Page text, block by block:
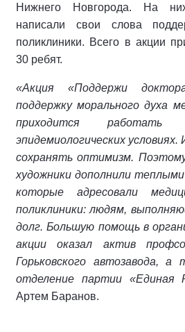
Нижнего Новгорода. На
написали свои слова
поликлиники. Всего в акции
30 ребят.
«Акция «Поддержи
поддержку морального духа
приходится работать
эпидемиологических условиях.
сохранять оптимизм.
художники дополнили
которые адресовали
поликлиники: людям,
долг. Большую помощь в
акции оказал актив
Горьковского автозавода, а
отделение партии «Единая
Артем Баранов.